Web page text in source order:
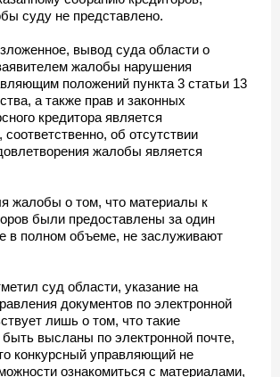
суду не представлено.
вывод суда области о
жалобы нарушения
положений пункта 3 статьи 13
а также прав и законных
кредитора является
об отсутствии
жалобы является
жалобы о том, что материалы к
были предоставлены за один
в полном объеме, не заслуживают
суд области, указание на
документов по электронной
лишь о том, что такие
высланы по электронной почте,
конкурсный управляющий не
ознакомиться с материалами,